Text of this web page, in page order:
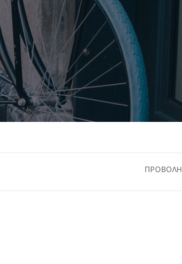
ΠΡΟΒΟΛΗ